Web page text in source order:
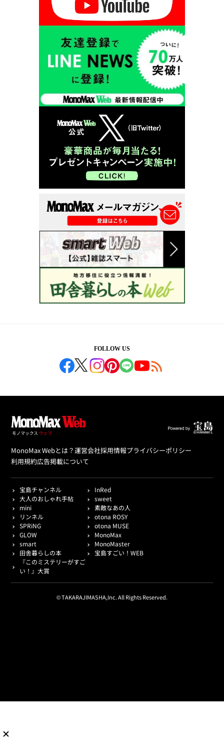
FOLLOW US
MonoMax Webとは？運営会社採用情報プライバシーポリシー
利用規約広告掲載について
宝島チャンネル
InRed
大人のおしゃれ手帖
sweet
mini
素敵なあの人
リンネル
otona ROSY
SPRiNG
otona MUSE
GLOW
MonoMax
smart
MonoMaster
田舎暮らしの本
宝島すごい！WEB
『このミステリーがすご
い！』大賞
© TAKARAJIMASHA,Inc. All Rights Reserved.